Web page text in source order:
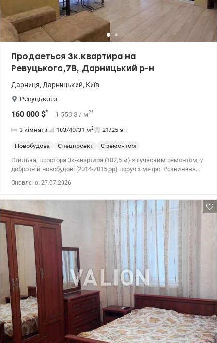
Продаеться 3к.квартира на
Ревуцького,7В, Дарницький р-н
Дарниця, Дарницький, Київ
Ревуцького
160 000 $* 1 553 $ / м2*
3 кімнати 103/40/31 м2 21/25 эт.
Новобудова Спецпроект
С ремонтом
Стильна, простора 3к-квартира (102,6 м) з сучасним ремонтом, у
добротній новобудові (2014-2015 рр) поруч з метро. Розвинена
зупинок автобусів, які довезуть довезуть до м. Харківська за 15
хв. В квартирі є вся необхідна техніка, а саме: - 3 кондиціонери -
пральна машина - бойлер - посудомийка - телевізори - витяжка -
мікрохвильова піч - духовка - варочна панель На тепло
лічильник. Тел.(044) 200-10-80 valion.ua/1088981
Оновлено: 27.07.2026